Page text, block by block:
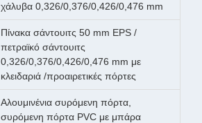
χάλυβα 0,326/0,376/0,426/0,476 mm
Πίνακα σάντουιτς 50 mm EPS /
πετραϊκό σάντουιτς
0,326/0,376/0,426/0,476 mm με
κλειδαριά /προαιρετικές πόρτες
Αλουμινένια συρόμενη πόρτα,
συρόμενη πόρτα PVC με μπάρα